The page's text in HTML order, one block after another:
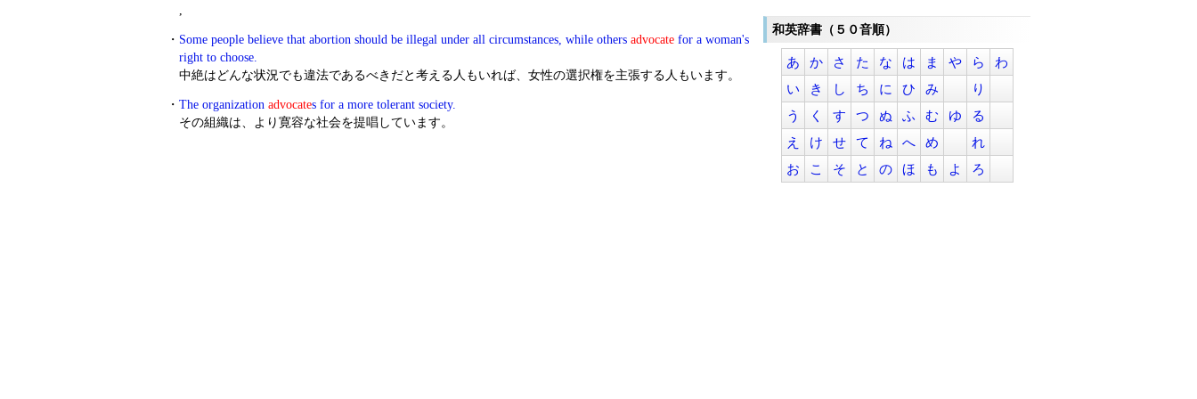
,
・ Some people believe that abortion should be illegal under all circumstances, while others advocate for a woman's
right to choose.
中絶はどんな状況でも違法であるべきだと考える人もいれば、女性の選択権を主張する人もいます。
・ The organization advocates for a more tolerant society.
その組織は、より寛容な社会を提唱しています。
和英辞書（５０音順）
あ か さ た な は ま や ら
わ
い
き し ち に ひ み
り
う
く す つ ぬ ふ む ゆ
る
え
け せ て ね へ め
れ
お
こ そ と の ほ も よ ろ